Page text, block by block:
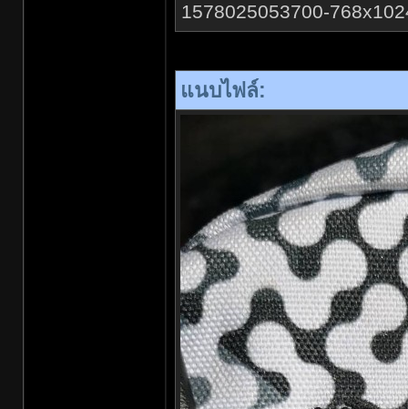
1578025053700-
แนบไฟล์: